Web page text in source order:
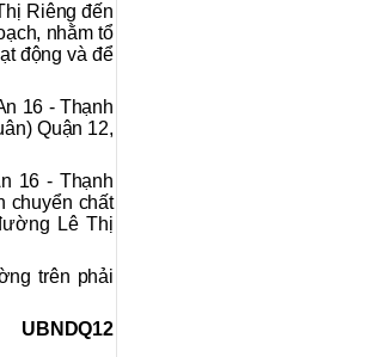
Riêng đến
nhằm tổ
động và để
16 - Thạnh
Quận 12,
16 - Thạnh
chuyển chất
Lê Thị
trên phải
UBNDQ12